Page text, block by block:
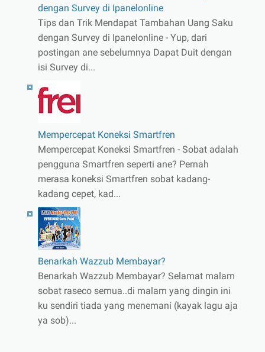
dengan Survey di Ipanelonline
Tips dan Trik Mendapat Tambahan Uang Saku
dengan Survey di Ipanelonline - Yup, dari
postingan ane sebelumnya Dapat Duit dengan
isi Survey di...
Mempercepat Koneksi Smartfren
Mempercepat Koneksi Smartfren - Sobat adalah
pengguna Smartfren seperti ane? Pernah
merasa koneksi Smartfren sobat kadang-
kadang cepet, kad...
Benarkah Wazzub Membayar?
Benarkah Wazzub Membayar? Selamat malam
sobat raseco semua..di malam yang dingin ini
ku sendiri tiada yang menemani (kayak lagu aja
ya sob)...